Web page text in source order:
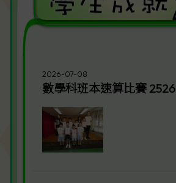
2026-07-08
數學科班本速算比賽 2526